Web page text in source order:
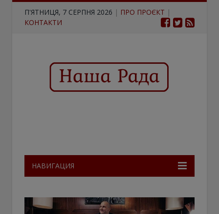
П'ЯТНИЦЯ, 7 СЕРПНЯ 2026 | ПРО ПРОЄКТ |
КОНТАКТИ
НАВИГАЦИЯ